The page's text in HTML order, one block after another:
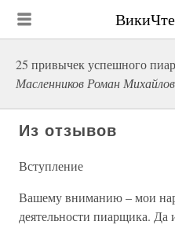
25 привычек успешного
Масленников Роман
Из отзывов
Вступление
Вашему вниманию – мои
деятельности пиарщика.